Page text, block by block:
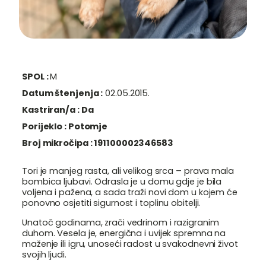
SPOL :M
Datum štenjenja : 02.05.2015.
Kastriran/a : Da
Porijeklo : Potomje
Broj mikročipa :191100002346583
Tori je manjeg rasta, ali velikog srca – prava mala
bombica ljubavi. Odrasla je u domu gdje je bila
voljena i pažena, a sada traži novi dom u kojem će
ponovno osjetiti sigurnost i toplinu obitelji.
Unatoč godinama, zrači vedrinom i razigranim
duhom. Vesela je, energična i uvijek spremna na
maženje ili igru, unoseći radost u svakodnevni život
svojih ljudi.